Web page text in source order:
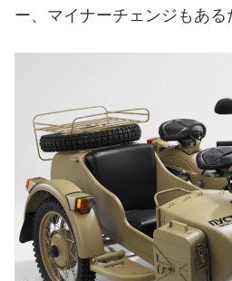
ー、マイナーチェンジもある